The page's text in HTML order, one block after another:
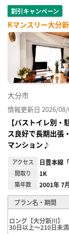
割引キャンペーン
Kマンスリー大分
大分市
情報更新日 2026/
【バストイレ別
ス良好で長期出張
マンション♪
アクセス 日豊本線
間取り 1K
築年数 2001年 7
プラン名・期間
ロング【大分新川】
30日以上～210日未満